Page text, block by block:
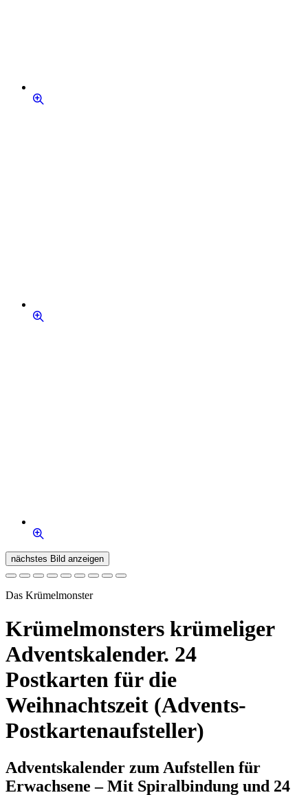
nächstes Bild anzeigen
Das Krümelmonster
Krümelmonsters krümeliger
Adventskalender. 24
Postkarten für die
Weihnachtszeit (Advents-
Postkartenaufsteller)
Adventskalender zum Aufstellen für
Erwachsene – Mit Spiralbindung und 24